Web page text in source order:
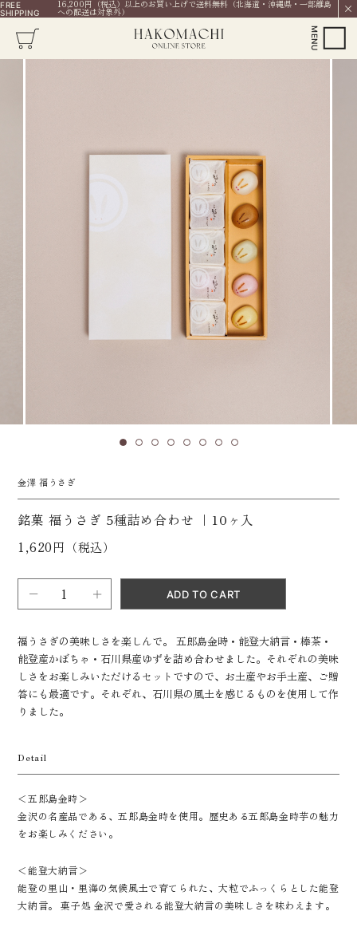
FREE
SHIPPING
16,200円（税込）以上のお買い上げで送料無料（北海道・沖縄県・一部離島
への配送は対象外）
金澤 福うさぎ
銘菓 福うさぎ 5種詰め合わせ ｜10ヶ入
1,620円（税込）
福うさぎの美味しさを楽しんで。 五郎島金時・能登大納言・棒茶・
能登産かぼちゃ・石川県産ゆずを詰め合わせました。それぞれの美味
しさをお楽しみいただけるセットですので、お土産やお手土産、ご贈
答にも最適です。それぞれ、石川県の風土を感じるものを使用して作
りました。
Detail
＜五郎島金時＞
金沢の名産品である、五郎島金時を使用。歴史ある五郎島金時芋の魅力
をお楽しみください。
＜能登大納言＞
能登の里山・里海の気候風土で育てられた、大粒でふっくらとした能登
大納言。 菓子処 金沢で愛される能登大納言の美味しさを味わえます。